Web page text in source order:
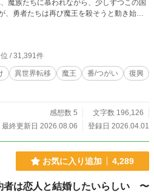
生していく、溺愛×異世界復興BLファンタ
位 / 31,391件
異世界転移 魔王 番/つがい
復興
感想数 5
文字数 196,126
最終更新日 2026.08.06
登録日 2026.04.01
お気に入り追加 4,289
者は恋人と結婚したいらしい 〜